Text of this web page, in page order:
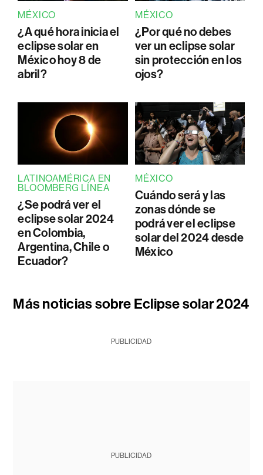
MÉXICO
¿A qué hora inicia el
eclipse solar en
México hoy 8 de
abril?
MÉXICO
¿Por qué no debes
ver un eclipse solar
sin protección en los
ojos?
LATINOAMÉRICA EN
BLOOMBERG LÍNEA
¿Se podrá ver el
eclipse solar 2024
en Colombia,
Argentina, Chile o
Ecuador?
MÉXICO
Cuándo será y las
zonas dónde se
podrá ver el eclipse
solar del 2024 desde
México
Más noticias sobre Eclipse solar 2024
PUBLICIDAD
PUBLICIDAD